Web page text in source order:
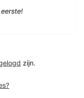
zijn.